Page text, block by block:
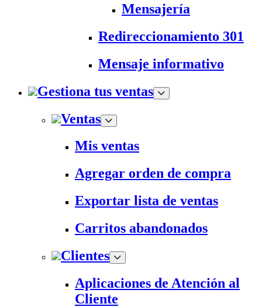
Mensajería
Redireccionamiento 301
Mensaje informativo
Gestiona tus ventas
Ventas
Mis ventas
Agregar orden de compra
Exportar lista de ventas
Carritos abandonados
Clientes
Aplicaciones de Atención al
Cliente